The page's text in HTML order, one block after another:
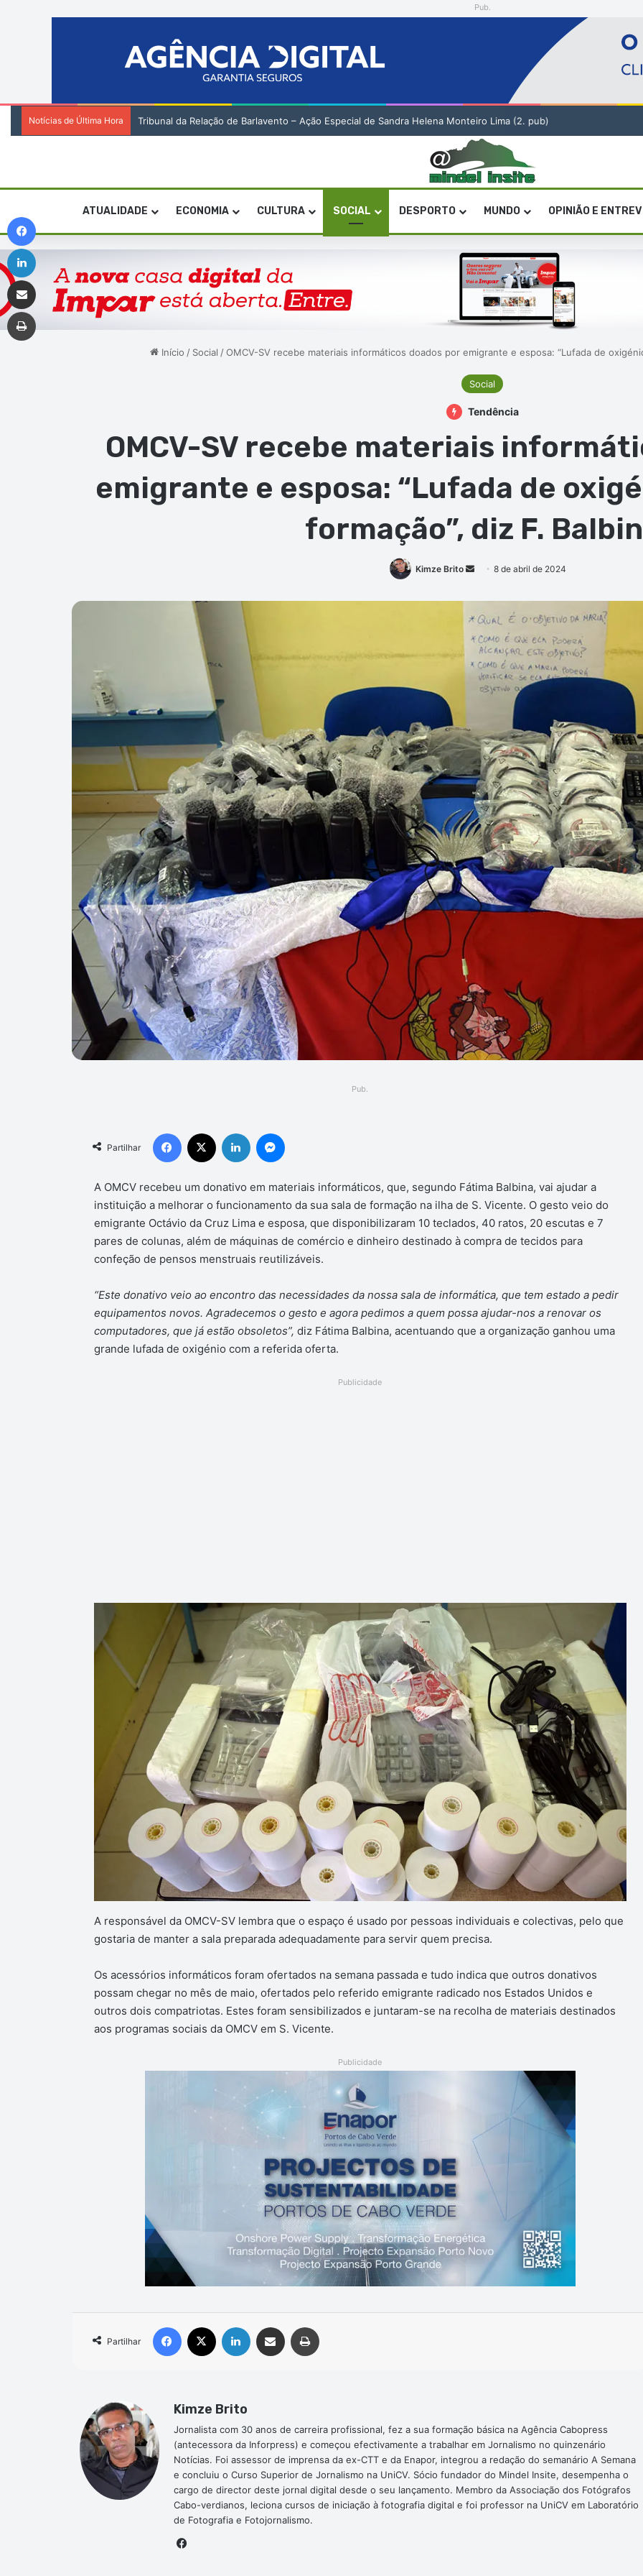
Pub.
Notícias de Última Hora Tribunal da Relação de Barlavento – Ação Especial de Sandra Helena Monteiro Lima (2. pub)
ATUALIDADE ECONOMIA CULTURA SOCIAL DESPORTO MUNDO OPINIÃO E
Início / Social / OMCV-SV recebe materiais informáticos doados por emigrante e esposa: “Lufada de
Social
Tendência
OMCV-SV recebe materiais
emigrante e esposa: “Lufada de
formação”, diz F.
Kimze Brito
Mande
e-
mail
8 de abril de 2024
Pub.
Partilhar
Facebook Linkedin
A OMCV recebeu um donativo em materiais informáticos, que, segundo Fátima Balbina, vai ajudar a
instituição a melhorar o funcionamento da sua sala de formação na ilha de S. Vicente. O gesto veio do
emigrante Octávio da Cruz Lima e esposa, que disponibilizaram 10 teclados, 40 ratos, 20 escutas e 7
pares de colunas, além de máquinas de comércio e dinheiro destinado à compra de tecidos para
confeção de pensos menstruais reutilizáveis.
“Este donativo veio ao encontro das necessidades da nossa sala de informática, que tem estado a pedir
equipamentos novos. Agradecemos o gesto e agora pedimos a quem possa ajudar-nos a renovar os
computadores, que já estão obsoletos”, diz Fátima Balbina, acentuando que a organização ganhou uma
grande lufada de oxigénio com a referida oferta.
Publicidade
A responsável da OMCV-SV lembra que o espaço é usado por pessoas individuais e colectivas, pelo que
gostaria de manter a sala preparada adequadamente para servir quem precisa.
Os acessórios informáticos foram ofertados na semana passada e tudo indica que outros donativos
possam chegar no mês de maio, ofertados pelo referido emigrante radicado nos Estados Unidos e
outros dois compatriotas. Estes foram sensibilizados e juntaram-se na recolha de materiais destinados
aos programas sociais da OMCV em S. Vicente.
Publicidade
Partilhar
Facebook Linkedin Compartilhar via e-mail
Kimze Brito
Jornalista com 30 anos de carreira profissional, fez a sua formação básica na Agência Cabopress
(antecessora da Inforpress) e começou efectivamente a trabalhar em Jornalismo no quinzenário
Notícias. Foi assessor de imprensa da ex-CTT e da Enapor, integrou a redação do semanário A Semana
e concluiu o Curso Superior de Jornalismo na UniCV. Sócio fundador do Mindel Insite, desempenha o
cargo de director deste jornal digital desde o seu lançamento. Membro da Associação dos Fotógrafos
Cabo-verdianos, leciona cursos de iniciação à fotografia digital e foi professor na UniCV em Laboratório
de Fotografia e Fotojornalismo.
Linkedin
Imprimir